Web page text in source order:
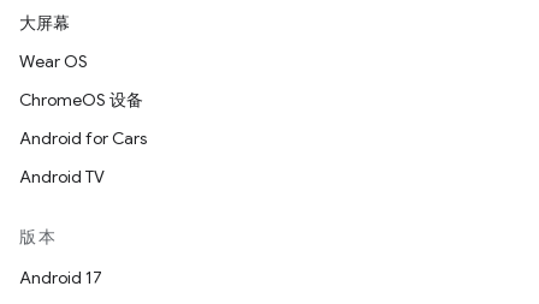
大屏幕
Wear OS
ChromeOS 设备
Android for Cars
Android TV
版本
Android 17